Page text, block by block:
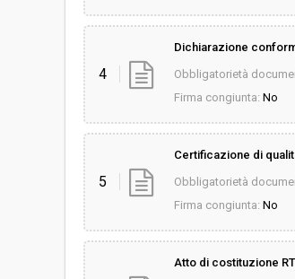
4
Dichiarazione
Obbligatorietà
Firma congiunta: No
5
Certificazione di
Obbligatorietà
Firma congiunta: No
Atto di costituzione